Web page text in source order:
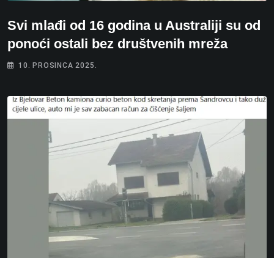
Svi mlađi od 16 godina u Australiji su od
ponoći ostali bez društvenih mreža
10. PROSINCA 2025.